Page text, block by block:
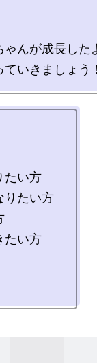
んが成長した
たい方
りたい方
たい方